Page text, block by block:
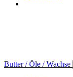
Butter / Öle / Wachse